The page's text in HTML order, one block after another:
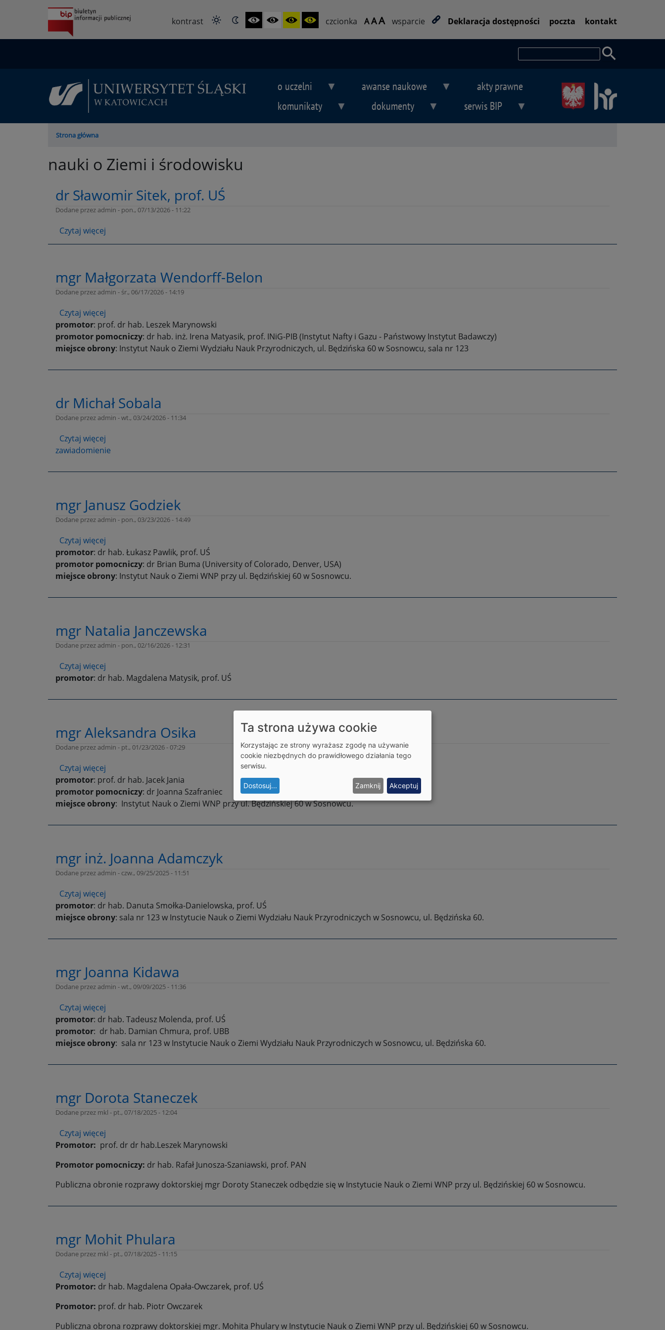
kontrast czcionka AAA wsparcie Deklaracja dostępności
Pasek
dostępności
poczta kontakt
o uczelni awanse naukowe
akty prawne
komunikaty
dokumenty serwis BIP
Ścieżka
Strona główna
nauki o Ziemi i środowisku
dr Sławomir Sitek, prof. UŚ
Dodane przez admin - pon., 07/13/2026 - 11:22
Czytaj więcej
dr
prof.
UŚ
mgr Małgorzata Wendorff-Belon
Dodane przez admin - śr., 06/17/2026 - 14:19
Czytaj więcej
mgr
Małgorzata
Wendorff-
promotor: prof. dr hab. Leszek Marynowski
promotor pomocniczy: dr hab. inż. Irena Matyasik, prof. INiG-PIB (Instytut Nafty i Gazu - Państwowy Instytut Badawczy)
miejsce obrony: Instytut Nauk o Ziemi Wydziału Nauk Przyrodniczych, ul. Będzińska 60 w Sosnowcu, sala nr 123
dr Michał Sobala
Dodane przez admin -wt., 03/24/2026 - 11:34
Czytaj więcej
dr
Sobala
zawiadomienie
mgr Janusz Godziek
Dodane przez admin - pon., 03/23/2026 - 14:49
Czytaj więcej
mgr
Janusz
Godziek
promotor: dr hab. Łukasz Pawlik, prof. UŚ
promotor pomocniczy: dr Brian Buma (University of Colorado, Denver, USA)
miejsce obrony: Instytut Nauk o Ziemi WNP przy ul. Będzińskiej 60 w Sosnowcu.
mgr Natalia Janczewska
Dodane przez admin - pon., 02/16/2026 - 12:31
Czytaj więcej
mgr
Janczewska
promotor: dr hab. Magdalena Matysik, prof. UŚ
mgr Aleksandra Osika
Dodane przez admin - pt., 01/23/2026 - 07:29
Czytaj więcej
mgr
Aleksandra
Osika
promotor: prof. dr hab. Jacek Jania
promotor pomocniczy: dr Joanna Szafraniec
miejsce obrony: Instytut Nauk o Ziemi WNP przy ul. Będzińskiej 60 w Sosnowcu.
mgr inż. Joanna Adamczyk
Dodane przez admin - czw., 09/25/2025 - 11:51
Czytaj więcej
mgr
inż.
Adamczyk
promotor: dr hab. Danuta Smołka-Danielowska, prof. UŚ
miejsce obrony: sala nr 123 w Instytucie Nauk o Ziemi Wydziału Nauk Przyrodniczych w Sosnowcu, ul. Będzińska 60.
mgr Joanna Kidawa
Dodane przez admin -wt., 09/09/2025 - 11:36
Czytaj więcej
mgr
Joanna
Kidawa
promotor: dr hab. Tadeusz Molenda, prof. UŚ
promotor: dr hab. Damian Chmura, prof. UBB
miejsce obrony: sala nr 123 w Instytucie Nauk o Ziemi Wydziału Nauk Przyrodniczych w Sosnowcu, ul. Będzińska 60.
mgr Dorota Staneczek
Dodane przez mkl - pt., 07/18/2025 - 12:04
Czytaj więcej
mgr
Staneczek
Promotor: prof. dr dr hab.Leszek Marynowski
Promotor pomocniczy: dr hab. Rafał Junosza-Szaniawski, prof. PAN
Publiczna obronie rozprawy doktorskiej mgr Doroty Staneczek odbędzie się w Instytucie Nauk o Ziemi WNP przy ul. Będzińskiej 60 w Sosnowcu.
mgr Mohit Phulara
Dodane przez mkl - pt., 07/18/2025 - 11:15
Czytaj więcej
mgr
Phulara
Promotor: dr hab. Magdalena Opała-Owczarek, prof. UŚ
Promotor: prof. dr hab. Piotr Owczarek
Publiczna obrona rozprawy doktorskiej mgr. Mohita Phulary w Instytucie Nauk o Ziemi WNP przy ul. Będzińskiej 60 w Sosnowcu.
Ta strona używa cookie
Korzystając ze strony wyrażasz zgodę na używanie
cookie niezbędnych do prawidłowego działania tego
serwisu.
Dostosuj... Zamknij Akceptuj